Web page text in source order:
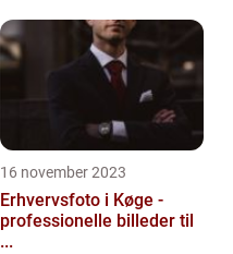
16 november 2023
Erhvervsfoto i Køge -
professionelle billeder til
...